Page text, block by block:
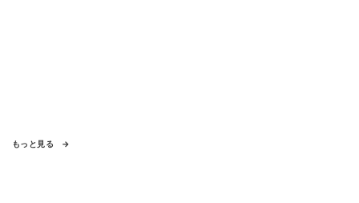
もっと見る